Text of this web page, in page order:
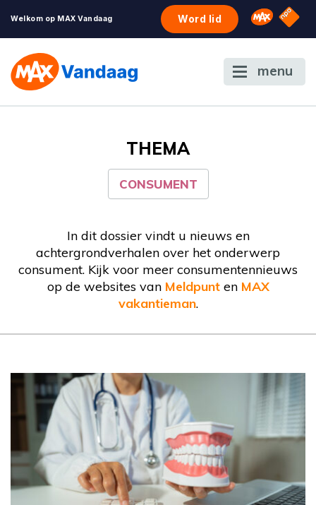
Welkom op MAX Vandaag Word lid Omroep
NPO
menu
THEMA
CONSUMENT
In dit dossier vindt u nieuws en
achtergrondverhalen over het onderwerp
consument. Kijk voor meer consumentennieuws
op de websites van Meldpunten MAX
vakantieman.